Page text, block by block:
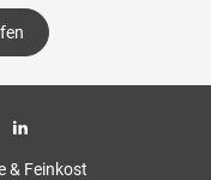
& Feinkost